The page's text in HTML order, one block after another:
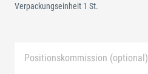
Verpackungseinheit 1 St.
Positionskommission (optional)